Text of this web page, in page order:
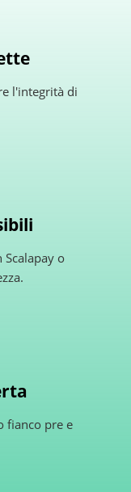
l'integrità di
Scalapay o
fianco pre e